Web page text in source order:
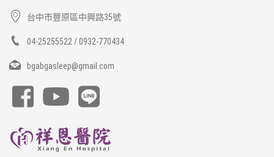
台中市豐原區中興路35號
04-25255522 / 0932-770434
bgabgasleep@gmail.com